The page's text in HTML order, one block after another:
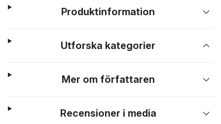
Produktinformation
Utforska kategorier
Mer om författaren
Recensioner i media